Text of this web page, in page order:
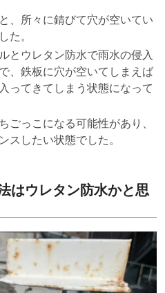
、所々に錆びて穴が空いてい
た。
とウレタン防水で雨水の侵入
、鉄板に穴が空いてしまえば
ってきてしまう状態になって
っこになる可能性があり、
スしたい状態でした。
はウレタン防水かと思